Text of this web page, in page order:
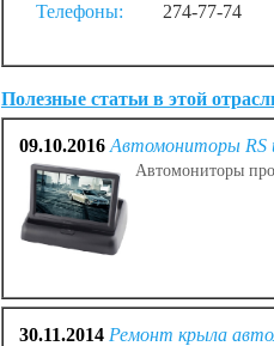
Телефоны:
274-77-74
Полезные статьи в этой
09.10.2016 Автомониторы RS
Автомониторы
30.11.2014 Ремонт крыла